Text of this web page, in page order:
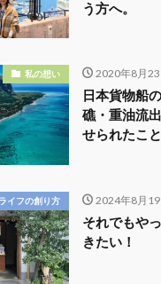
う方へ。
私の想い 2020年8月23
日本貨物船
礁・重油流
せられたこと
イフの創り方 2024年8月19
それでもや
きたい！